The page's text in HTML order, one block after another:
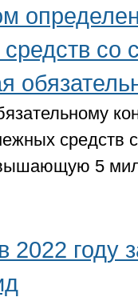
со
средств
5
2022 году